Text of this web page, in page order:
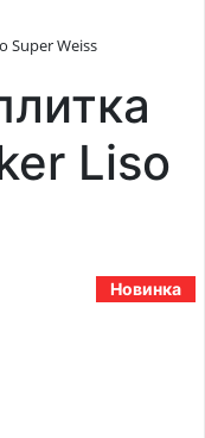
Super Weiss
Liso
Новинка